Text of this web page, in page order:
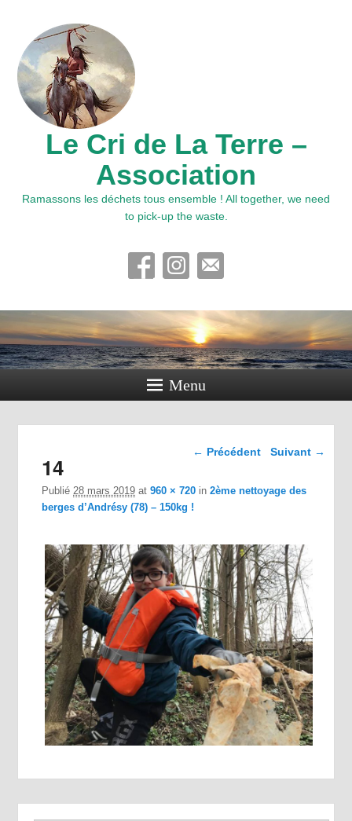
Le Cri de La Terre –
Association
Ramassons les déchets tous ensemble ! All together, we need
to pick-up the waste.
Menu
Navigation dans les
← Précédent Suivant →
14
Publié28 mars 2019 at960 × 720 in2ème nettoyage des
berges d’Andrésy (78) – 150kg !